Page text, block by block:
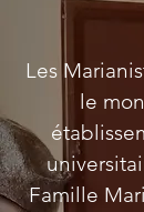
Une
Les
le
Famille